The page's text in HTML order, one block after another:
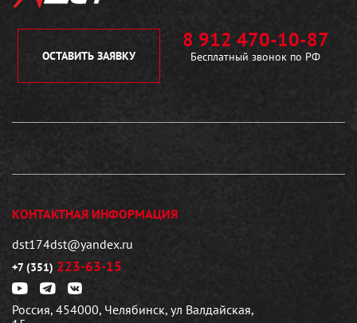
ОСТАВИТЬ ЗАЯВКУ
8 912 470-10-87
Бесплатный звонок по РФ
КОНТАКТНАЯ ИНФОРМАЦИЯ
dst174dst@yandex.ru
+7 (351) 223-63-15
Россия, 454000, Челябинск, ул Валдайская,